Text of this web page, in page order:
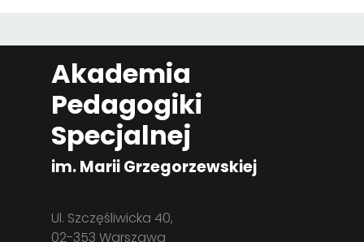
Akademia
Pedagogiki
Specjalnej
im. Marii Grzegorzewskiej
Ul. Szczęśliwicka 40,
02-353 Warszawa